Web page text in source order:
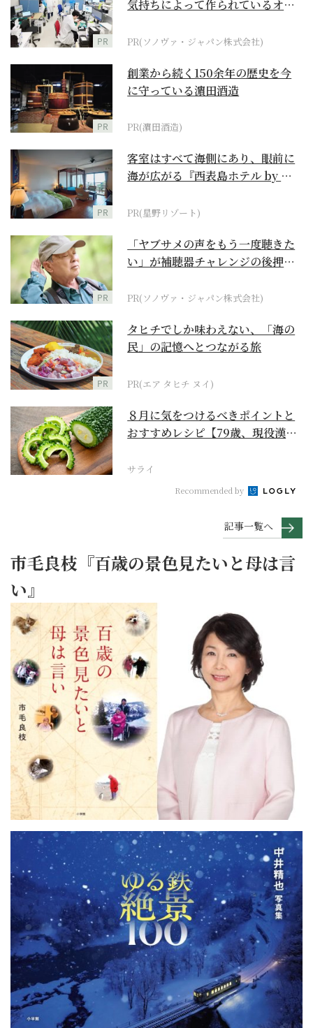
PR
気持ちによって作られているオー
PR(ソノヴァ・ジャパン株式会社)
PR
創業から続く150余年の歴史を今
に守っている濵田酒造
PR(濵田酒造)
PR
客室はすべて海側にあり、眼前に
海が広がる『西表島ホテル by 星
PR(星野リゾート)
PR
「ヤブサメの声をもう一度聴きた
い」が補聴器チャレンジの後押し
PR(ソノヴァ・ジャパン株式会社)
PR
タヒチでしか味わえない、「海の
民」の記憶へとつながる旅
PR(エア タヒチ ヌイ)
８月に気をつけるべきポイントと
おすすめレシピ【79歳、現役漢方
サライ
Recommended by
記事一覧へ
市毛良枝『百歳の景色見たいと母は言
い』